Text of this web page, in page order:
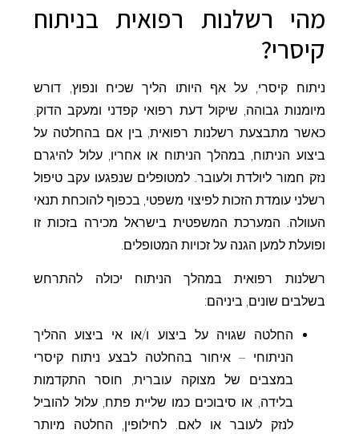
מהי רשלנות רפואית בניתוח
קיסרי?
ניתוח קיסרי, על אף היותו הליך שכיח ונפוץ, דורש
מיומנות גבוהה, שיקול דעת רפואי קפדני ומעקב הדוק.
כאשר מתבצעת רשלנות רפואית, בין אם בהחלטה על
ביצוע הניתוח, במהלך הניתוח או אחריו, עלול להיגרם
נזק חמור ליולדת ולעובר. למטופלים שנפגעו עקב טיפול
רשלני עומדת הזכות לפיצוי משפטי, בכפוף להוכחת תנאי
העוולה. המערכת המשפטית בישראל מכירה בזכות זו
ופועלת למען הגנה על זכויות המטופלים.
רשלנות רפואית במהלך הניתוח יכולה להתרחש
בשלבים שונים, ביניהם:
החלטה שגויה על ביצוע ו/או אי ביצוע ההליך
הניתוחי – איחור בהחלטה לבצע ניתוח קיסרי
במצבים של מצוקה עוברית, חוסר התקדמות
בלידה, או סיבוכים כמו שליית פתח, עלול להוביל
לנזק לעובר או לאם. לחילופין, החלטה מיותר